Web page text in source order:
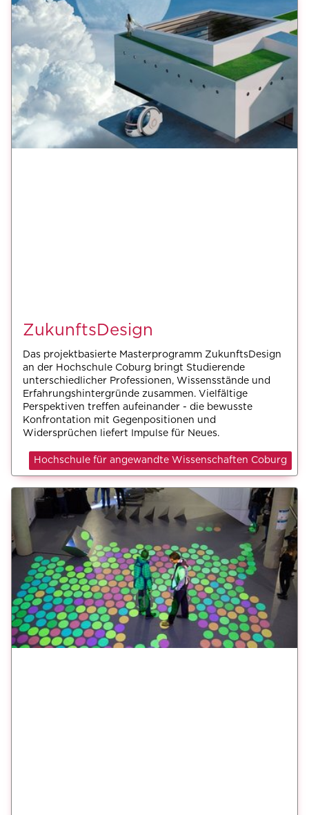
ZukunftsDesign
Das projektbasierte Masterprogramm ZukunftsDesign
an der Hochschule Coburg bringt Studierende
unterschiedlicher Professionen, Wissensstände und
Erfahrungshintergründe zusammen. Vielfältige
Perspektiven treffen aufeinander - die bewusste
Konfrontation mit Gegenpositionen und
Widersprüchen liefert Impulse für Neues.
Hochschule für angewandte Wissenschaften Coburg